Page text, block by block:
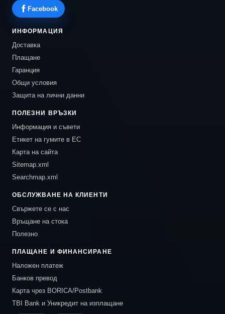
Facebook
ИНФОРМАЦИЯ
Доставка
Плащане
Гаранция
Общи условия
Защита на лични данни
ПОЛЕЗНИ ВРЪЗКИ
Информация и съвети
Етикет на гумите в ЕС
Карта на сайта
Sitemap.xml
Searchmap.xml
ОБСЛУЖВАНЕ НА КЛИЕНТИ
Свържете се с нас
Връщане на стока
Полезно
ПЛАЩАНЕ И ФИНАНСИРАНЕ
Наложен платеж
Банков превод
Карта чрез BORICA/Postbank
TBI Bank и Уникредит на изплащане